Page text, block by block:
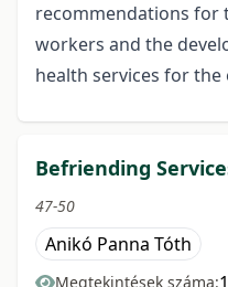
recommendations for
workers and the
health services for the
Befriending
47-50
Anikó Panna Tóth
Megtekintések száma: